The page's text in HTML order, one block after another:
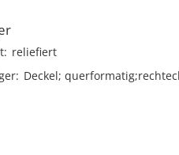
reliefiert
Deckel;